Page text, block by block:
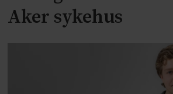
Aker sykehus